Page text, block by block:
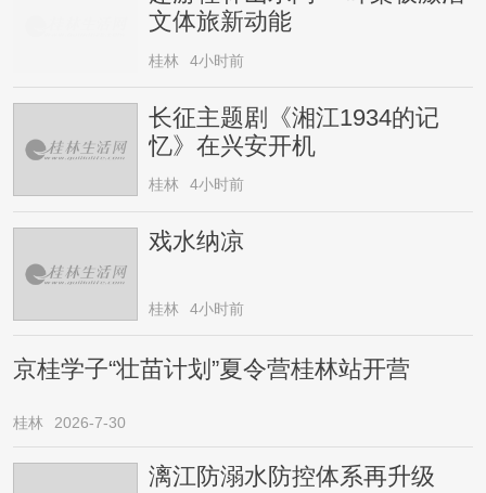
文体旅新动能
桂林 4小时前
长征主题剧《湘江1934的记
忆》在兴安开机
桂林 4小时前
戏水纳凉
桂林 4小时前
京桂学子“壮苗计划”夏令营桂林站开营
桂林 2026-7-30
漓江防溺水防控体系再升级